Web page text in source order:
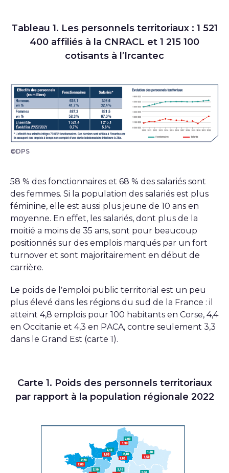
Tableau 1. Les personnels territoriaux : 1 521
400 affiliés à la CNRACL et 1 215 100
cotisants à l’Ircantec
©DPS
58 % des fonctionnaires et 68 % des salariés sont
des femmes. Si la population des salariés est plus
féminine, elle est aussi plus jeune de 10 ans en
moyenne. En effet, les salariés, dont plus de la
moitié a moins de 35 ans, sont pour beaucoup
positionnés sur des emplois marqués par un fort
turnover et sont majoritairement en début de
carrière.
Le poids de l’emploi public territorial est un peu
plus élevé dans les régions du sud de la France : il
atteint 4,8 emplois pour 100 habitants en Corse, 4,4
en Occitanie et 4,3 en PACA, contre seulement 3,3
dans le Grand Est (carte 1).
Carte 1. Poids des personnels territoriaux
par rapport à la population régionale 2022